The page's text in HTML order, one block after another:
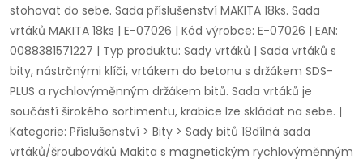
stohovat do sebe. Sada příslušenství MAKITA 18ks. Sada
vrtáků MAKITA 18ks | E-07026 | Kód výrobce: E-07026 | EAN:
0088381571227 | Typ produktu: Sady vrtáků | Sada vrtáků s
bity, nástrčnými klíči, vrtákem do betonu s držákem SDS-
PLUS a rychlovýměnným držákem bitů. Sada vrtáků je
součástí širokého sortimentu, krabice lze skládat na sebe. |
Kategorie: Příslušenství > Bity > Sady bitů 18dílná sada
vrtáků/šroubováků Makita s magnetickým rychlovýměnným